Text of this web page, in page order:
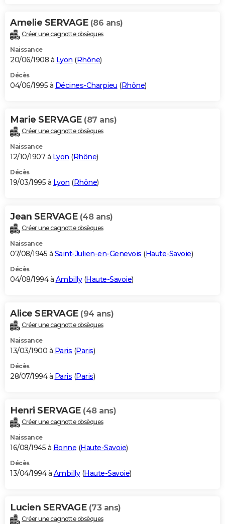
Amelie SERVAGE (86 ans)
Créer une cagnotte obsèques
Naissance
20/06/1908 à Lyon (Rhône)
Décès
04/06/1995 à Décines-Charpieu (Rhône)
Marie SERVAGE (87 ans)
Créer une cagnotte obsèques
Naissance
12/10/1907 à Lyon (Rhône)
Décès
19/03/1995 à Lyon (Rhône)
Jean SERVAGE (48 ans)
Créer une cagnotte obsèques
Naissance
07/08/1945 à Saint-Julien-en-Genevois (Haute-Savoie)
Décès
04/08/1994 à Ambilly(Haute-Savoie)
Alice SERVAGE (94 ans)
Créer une cagnotte obsèques
Naissance
13/03/1900 à Paris (Paris)
Décès
28/07/1994 à Paris (Paris)
Henri SERVAGE (48 ans)
Créer une cagnotte obsèques
Naissance
16/08/1945 à Bonne (Haute-Savoie)
Décès
13/04/1994 à Ambilly(Haute-Savoie)
Lucien SERVAGE (73 ans)
Créer une cagnotte obsèques